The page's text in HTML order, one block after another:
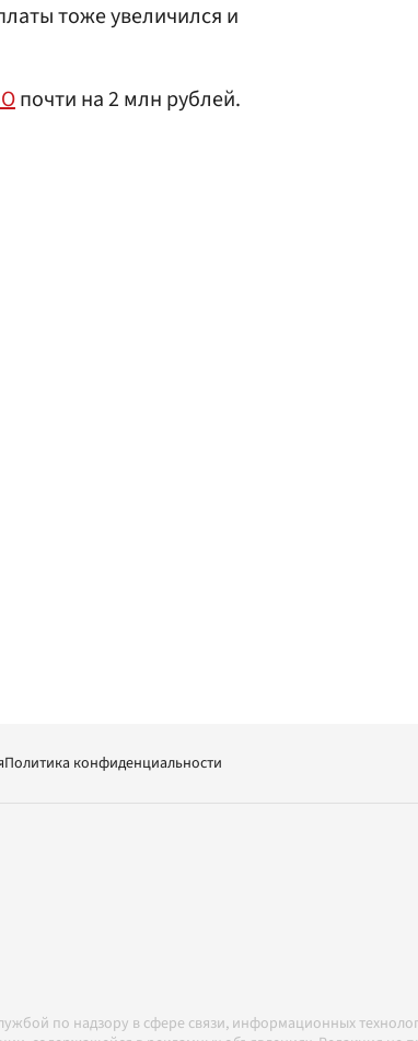
тоже увеличился и
почти на 2 млн рублей.
Политика конфиденциальности
по надзору в сфере связи, информационных